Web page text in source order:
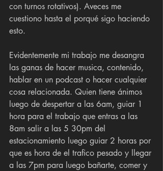
con turnos rotativos). Aveces me
cuestiono hasta el porqué sigo haciendo
esto.
Evidentemente mi trabajo me desangra
las ganas de hacer musica, contenido,
hablar en un podcast o hacer cualquier
cosa relacionada. Quien tiene ánimos
luego de despertar a las 6am, guiar 1
hora para el trabajo que entras a las
8am salir a las 5 30pm del
estacionamiento luego guiar 2 horas por
que es hora de el trafico pesado y llegar
a las 7pm para luego bañarte, comer y